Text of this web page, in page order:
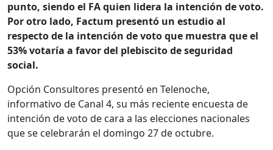
punto, siendo el FA quien lidera la intención de voto.
Por otro lado, Factum presentó un estudio al
respecto de la intención de voto que muestra que el
53% votaría a favor del plebiscito de seguridad
social.
Opción Consultores presentó en Telenoche,
informativo de Canal 4, su más reciente encuesta de
intención de voto de cara a las elecciones nacionales
que se celebrarán el domingo 27 de octubre.